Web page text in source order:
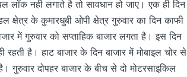
नही लगाते है तो सावधान हो जाए। एक ही दिन
क्षेत्र के कुमारधुबी ओपी क्षेत्र गुरुवार का दिन काफी
में गुरुवार को सप्ताहिक बाजार लगता है। इस दिन
है। हाट बाजार के दिन बाजार में मोबाइल चोर से
दोपहर बाजार के बीच से दो मोटरसाइकिल